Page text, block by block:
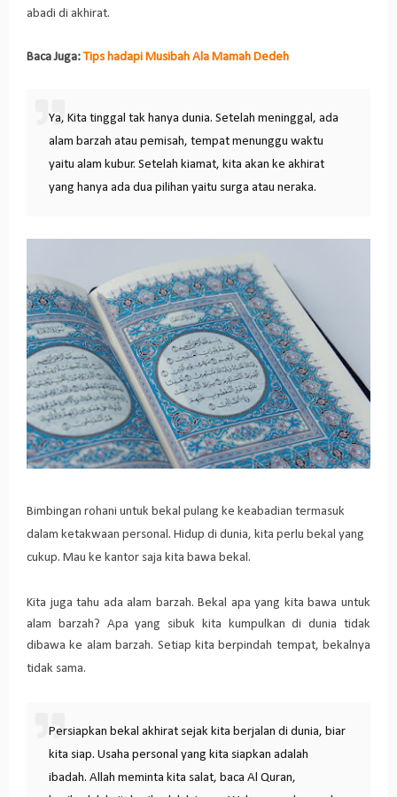
abadi di akhirat.
Baca Juga: Tips hadapi Musibah Ala Mamah Dedeh
Ya, Kita tinggal tak hanya dunia. Setelah meninggal, ada
alam barzah atau pemisah, tempat menunggu waktu
yaitu alam kubur. Setelah kiamat, kita akan ke akhirat
yang hanya ada dua pilihan yaitu surga atau neraka.
Bimbingan rohani untuk bekal pulang ke keabadian termasuk
dalam ketakwaan personal. Hidup di dunia, kita perlu bekal yang
cukup. Mau ke kantor saja kita bawa bekal.
Kita juga tahu ada alam barzah. Bekal apa yang kita bawa untuk
alam barzah? Apa yang sibuk kita kumpulkan di dunia tidak
dibawa ke alam barzah. Setiap kita berpindah tempat, bekalnya
tidak sama.
Persiapkan bekal akhirat sejak kita berjalan di dunia, biar
kita siap. Usaha personal yang kita siapkan adalah
ibadah. Allah meminta kita salat, baca Al Quran,